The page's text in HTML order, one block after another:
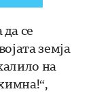
се
земја
на